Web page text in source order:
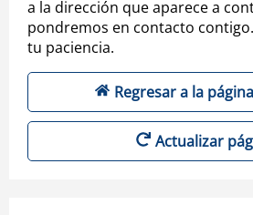
a la dirección que aparece a
pondremos en contacto
tu paciencia.
Regresar a la
Actualizar